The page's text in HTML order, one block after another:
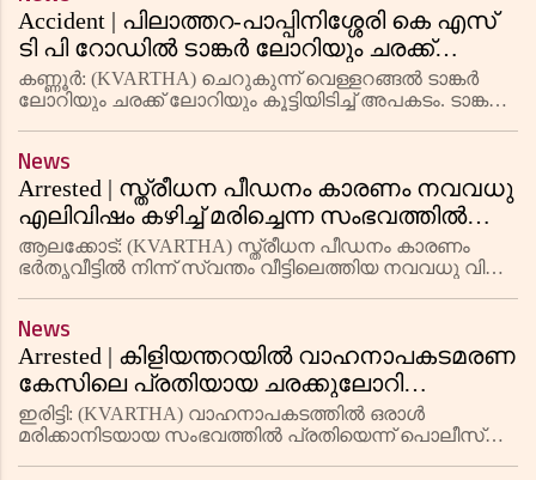
Accident | പിലാത്തറ-പാപ്പിനിശ്ശേരി കെ എസ്
ടി പി റോഡില്‍ ടാങ്കര്‍ ലോറിയും ചരക്ക്
ലോറിയും കൂട്ടിയിടിച്ചു
കണ്ണൂര്‍: (KVARTHA) ചെറുകുന്ന് വെള്ളറങ്ങല്‍ ടാങ്കര്‍
ലോറിയും ചരക്ക് ലോറിയും കൂട്ടിയിടിച്ച് അപകടം. ടാങ്കര്‍
News
Arrested | സ്ത്രീധന പീഡനം കാരണം നവവധു
എലിവിഷം കഴിച്ച് മരിച്ചെന്ന സംഭവത്തില്‍
അറസ്റ്റിലായ ഭര്‍ത്താവും ഭര്‍തൃമാതാവും
റിമാന്‍ഡില്‍
ആലക്കോട്: (KVARTHA) സ്ത്രീധന പീഡനം കാരണം
ഭര്‍തൃവീട്ടില്‍ നിന്ന് സ്വന്തം വീട്ടിലെത്തിയ നവവധു വിഷം
ദിവസത
News
Arrested | കിളിയന്തറയില്‍ വാഹനാപകടമരണ
കേസിലെ പ്രതിയായ ചരക്കുലോറി
ഡ്രൈവര്‍ 28 വര്‍ഷത്തിന് ശേഷം അറസ്റ്റില്‍
ഇരിട്ടി: (KVARTHA) വാഹനാപകടത്തില്‍ ഒരാള്‍
മരിക്കാനിടയായ സംഭവത്തില്‍ പ്രതിയെന്ന് പൊലീസ്